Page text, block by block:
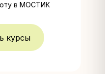
в МОСТИК
курсы